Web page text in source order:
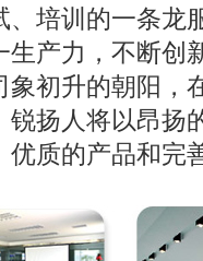
培训的一条龙
生产力，不断创
初升的朝阳，
锐扬人将以昂扬
优质的产品和完